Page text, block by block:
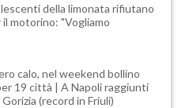
della limonata rifiutano
motorino: "Vogliamo
calo, nel weekend bollino
19 città | A Napoli raggiunti
(record in Friuli)